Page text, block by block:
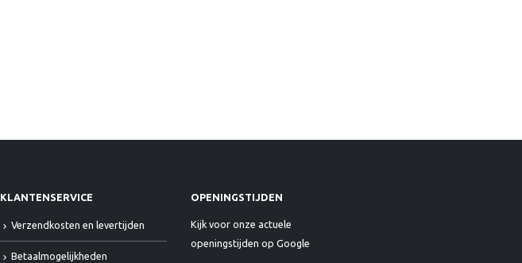
KLANTENSERVICE
Verzendkosten en levertijden
Betaalmogelijkheden
OPENINGSTIJDEN
Kijk voor onze actuele
openingstijden op Google